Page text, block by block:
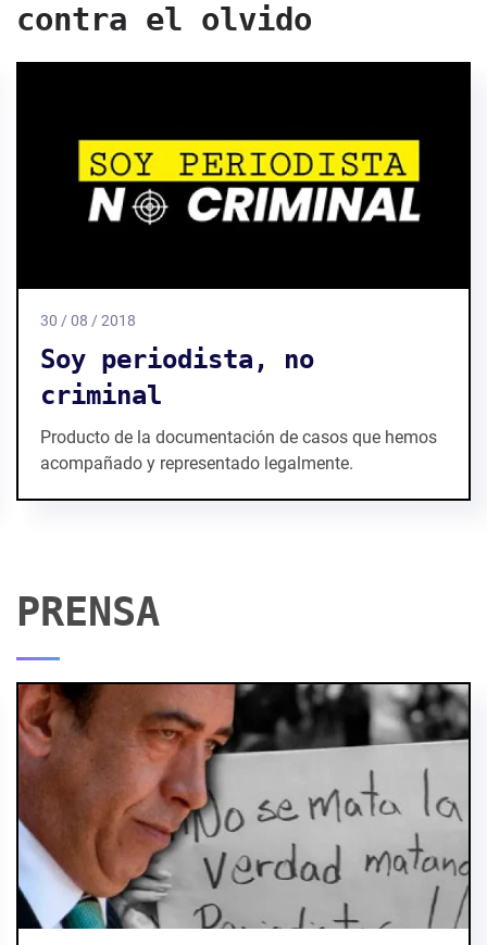
contra el olvido
11 / 06 / 2018
Roxana Romero
Roxana fue demandada porque investigó y
documentó en una nota que la pensión del 100%
otorgada al ex Gobernador de Coahuila.
PRENSA